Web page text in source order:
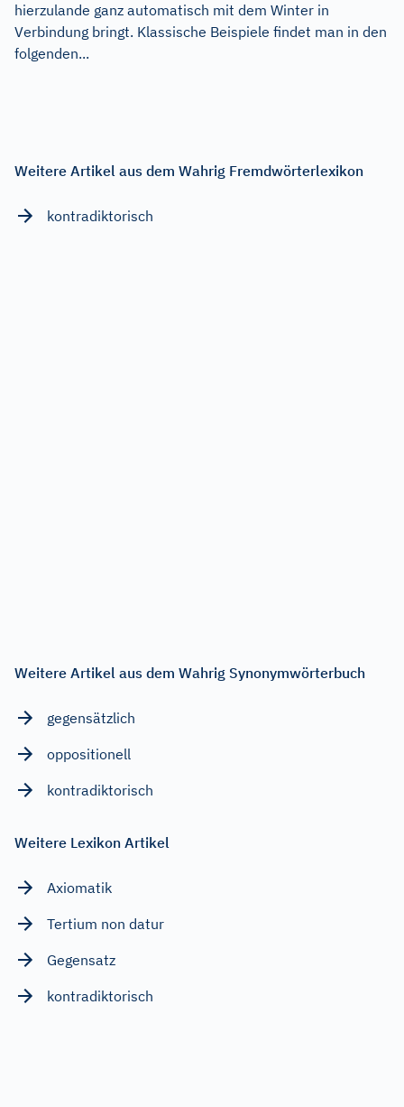
hierzulande ganz automatisch mit dem Winter in
Verbindung bringt. Klassische Beispiele findet man in den
folgenden...
Weitere Artikel aus dem Wahrig Fremdwörterlexikon
kontradiktorisch
Weitere Artikel aus dem Wahrig Synonymwörterbuch
gegensätzlich
oppositionell
kontradiktorisch
Weitere Lexikon Artikel
Axiomatik
Tertium non datur
Gegensatz
kontradiktorisch